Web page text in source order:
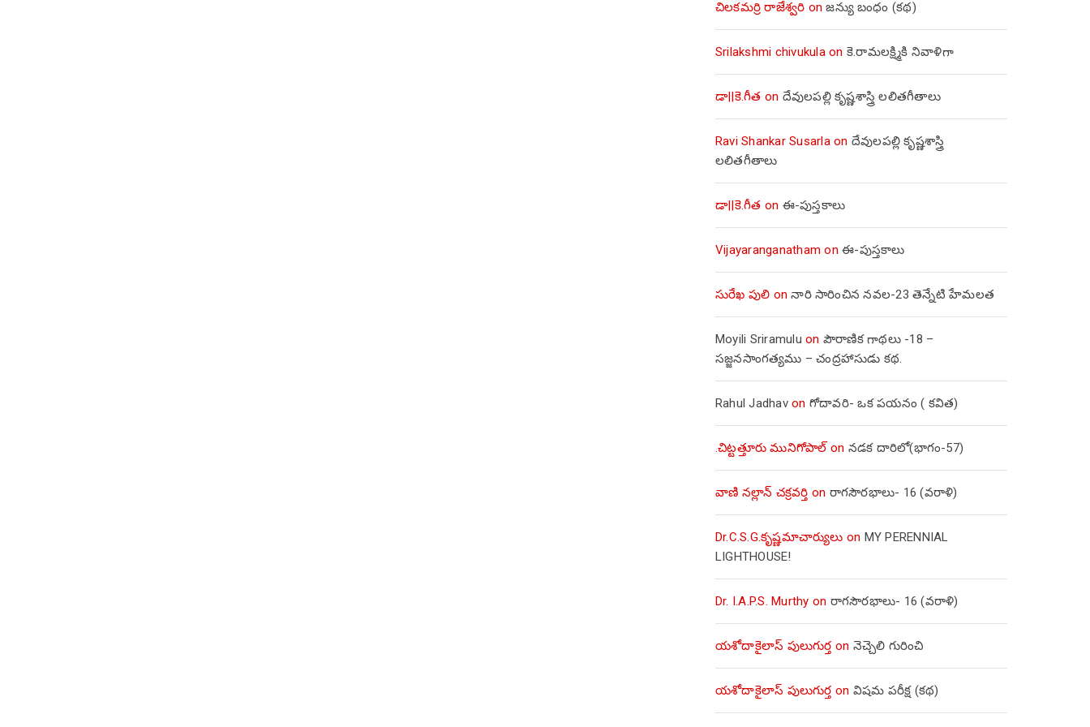
చిలకమర్రి రాజేశ్వరి onజన్యు బంధం (కథ)
Srilakshmi chivukulaon కె.రామలక్ష్మికి నివాళిగా
డా||కె.గీత on దేవులపల్లి కృష్ణశాస్త్రి లలితగీతాలు
Ravi Shankar Susarlaon దేవులపల్లి కృష్ణశాస్త్రి
లలితగీతాలు
డా||కె.గీత on ఈ-పుస్తకాలు
Vijayaranganatham onఈ-పుస్తకాలు
సురేఖ పులి onనారి సారించిన నవల-23 తెన్నేటి హేమలత
Moyili Sriramulu on పౌరాణిక గాథలు -18 –
సజ్జనసాంగత్యము – చంద్రహాసుడు కథ.
Rahul Jadhavon గోదావరి- ఒక పయనం ( కవిత)
.చిట్టత్తూరు మునిగోపాల్on నడక దారిలో(భాగం-57)
వాణి నల్లాన్ చక్రవర్తి on రాగసౌరభాలు- 16 (వరాళి)
Dr.C.S.G.కృష్ణమాచార్యులు on MY PERENNIAL
LIGHTHOUSE!
Dr. I.A.P.S. Murthy on రాగసౌరభాలు- 16 (వరాళి)
యశోదాకైలాస్ పులుగుర్త on నెచ్చెలి గురించి
యశోదాకైలాస్ పులుగుర్త on విషమ పరీక్ష (క‌థ‌)